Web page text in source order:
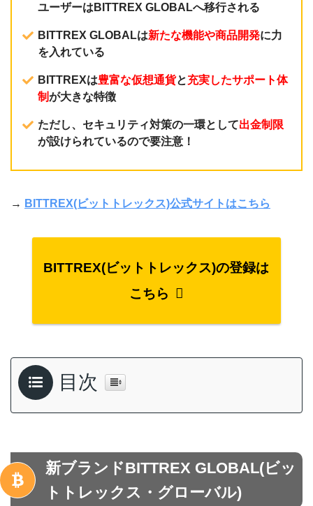
ユーザーはBITTREX GLOBALへ移行される
BITTREX GLOBALは新たな機能や商品開発に力
を入れている
BITTREXは豊富な仮想通貨と充実したサポート体
制が大きな特徴
ただし、セキュリティ対策の一環として出金制限
が設けられているので要注意！
→ BITTREX(ビットトレックス)公式サイトはこちら
BITTREX(ビットトレックス)の登録は
こちら
目次
新ブランドBITTREX GLOBAL(ビッ
トトレックス・グローバル)